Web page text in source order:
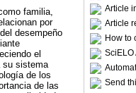
Article
Article
How to
SciELO
Send
familia,
por
desempeño
el
su sistema
de los
de las